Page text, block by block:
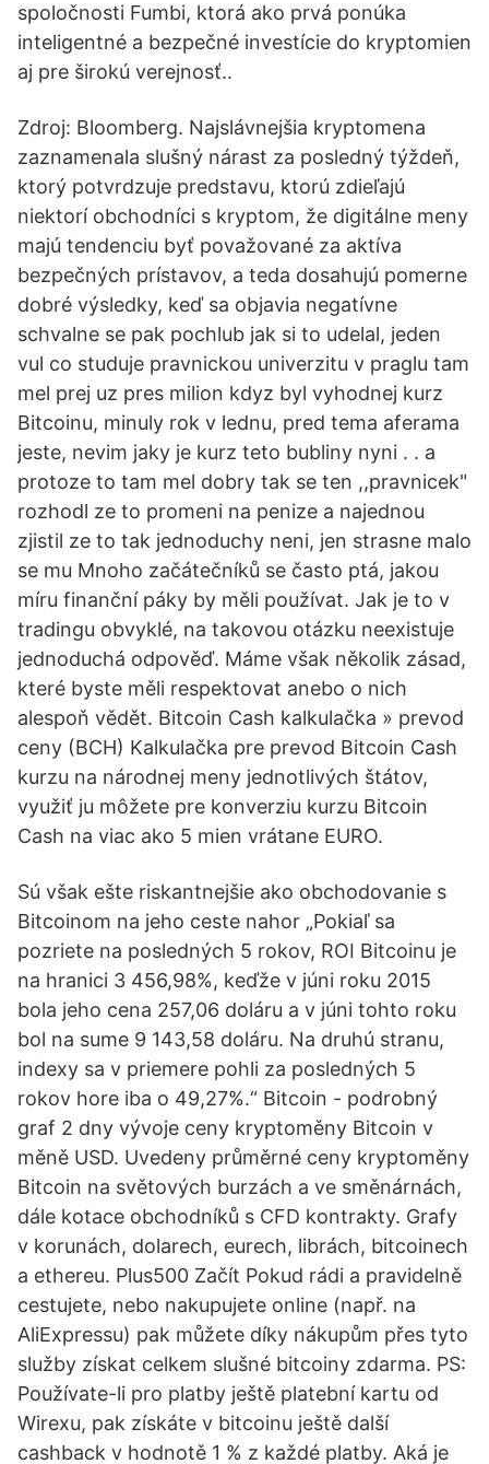
spoločnosti Fumbi, ktorá ako prvá ponúka
inteligentné a bezpečné investície do kryptomien
aj pre širokú verejnosť..
Zdroj: Bloomberg. Najslávnejšia kryptomena
zaznamenala slušný nárast za posledný týždeň,
ktorý potvrdzuje predstavu, ktorú zdieľajú
niektorí obchodníci s kryptom, že digitálne meny
majú tendenciu byť považované za aktíva
bezpečných prístavov, a teda dosahujú pomerne
dobré výsledky, keď sa objavia negatívne
schvalne se pak pochlub jak si to udelal, jeden
vul co studuje pravnickou univerzitu v praglu tam
mel prej uz pres milion kdyz byl vyhodnej kurz
Bitcoinu, minuly rok v lednu, pred tema aferama
jeste, nevim jaky je kurz teto bubliny nyni . . a
protoze to tam mel dobry tak se ten ,,pravnicek"
rozhodl ze to promeni na penize a najednou
zjistil ze to tak jednoduchy neni, jen strasne malo
se mu Mnoho začátečníků se často ptá, jakou
míru finanční páky by měli používat. Jak je to v
tradingu obvyklé, na takovou otázku neexistuje
jednoduchá odpověď. Máme však několik zásad,
které byste měli respektovat anebo o nich
alespoň vědět. Bitcoin Cash kalkulačka » prevod
ceny (BCH) Kalkulačka pre prevod Bitcoin Cash
kurzu na národnej meny jednotlivých štátov,
využiť ju môžete pre konverziu kurzu Bitcoin
Cash na viac ako 5 mien vrátane EURO.
Sú však ešte riskantnejšie ako obchodovanie s
Bitcoinom na jeho ceste nahor „Pokiaľ sa
pozriete na posledných 5 rokov, ROI Bitcoinu je
na hranici 3 456,98%, keďže v júni roku 2015
bola jeho cena 257,06 doláru a v júni tohto roku
bol na sume 9 143,58 doláru. Na druhú stranu,
indexy sa v priemere pohli za posledných 5
rokov hore iba o 49,27%.“ Bitcoin - podrobný
graf 2 dny vývoje ceny kryptoměny Bitcoin v
měně USD. Uvedeny průměrné ceny kryptoměny
Bitcoin na světových burzách a ve směnárnách,
dále kotace obchodníků s CFD kontrakty. Grafy
v korunách, dolarech, eurech, librách, bitcoinech
a ethereu. Plus500 Začít Pokud rádi a pravidelně
cestujete, nebo nakupujete online (např. na
AliExpressu) pak můžete díky nákupům přes tyto
služby získat celkem slušné bitcoiny zdarma. PS:
Používate-li pro platby ještě platební kartu od
Wirexu, pak získáte v bitcoinu ještě další
cashback v hodnotě 1 % z každé platby. Aká je